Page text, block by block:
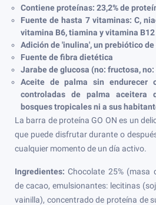
Contiene proteínas: 23,2% de
Fuente de hasta 7 vitaminas: C,
vitamina B6, tiamina y vitamina B12
Adición de 'inulina', un prebiótico
Fuente de fibra dietética
Jarabe de glucosa (no: fructosa,
Aceite de palma sin endurecer
controladas de palma aceitera
bosques tropicales ni a sus
La barra de proteína GO ON es un
que puede disfrutar durante o
cualquier momento de un día activo.
Ingredientes: Chocolate 25% (masa
de cacao, emulsionantes: lecitinas
vainilla), concentrado de proteína de